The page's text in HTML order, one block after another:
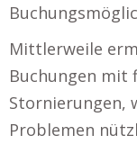
Mittlerweile
Buchungen mit
Stornierungen,
Problemen